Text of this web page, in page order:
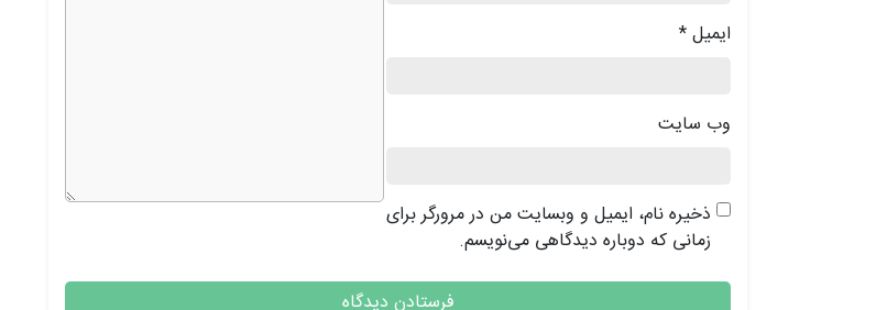
ایمیل*
وب‌ سایت
ذخیره نام، ایمیل و وبسایت من در مرورگر برای
زمانی که دوباره دیدگاهی می‌نویسم.